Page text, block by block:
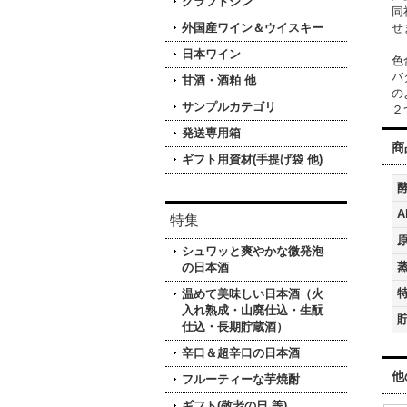
外国産ワイン＆ウイスキー
日本ワイン
甘酒・酒粕 他
サンプルカテゴリ
発送専用箱
ギフト用資材(手提げ袋 他)
特集
シュワッと爽やかな微発泡
の日本酒
温めて美味しい日本酒（火
入れ熟成・山廃仕込・生酛
仕込・長期貯蔵酒）
辛口＆超辛口の日本酒
フルーティーな芋焼酎
せ
色
バ
の
商
他